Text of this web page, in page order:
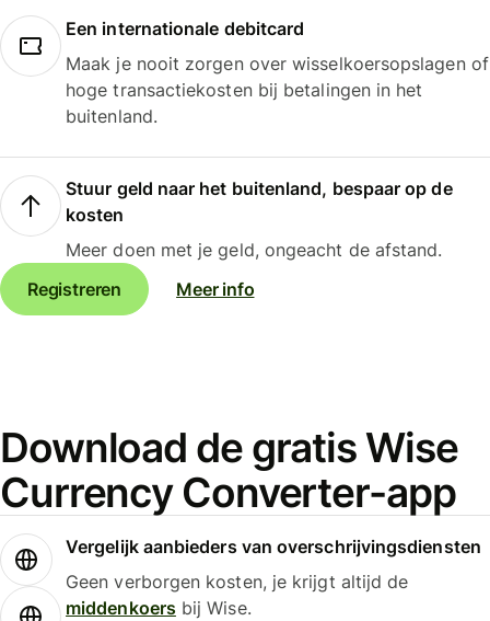
Een internationale debitcard
Maak je nooit zorgen over wisselkoersopslagen of
hoge transactiekosten bij betalingen in het
buitenland.
Stuur geld naar het buitenland, bespaar op de
kosten
Meer doen met je geld, ongeacht de afstand.
Registreren
Meer info
Download de gratis Wise
Currency Converter-app
Vergelijk aanbieders van overschrijvingsdiensten
Geen verborgen kosten, je krijgt altijd de
middenkoersbij Wise.